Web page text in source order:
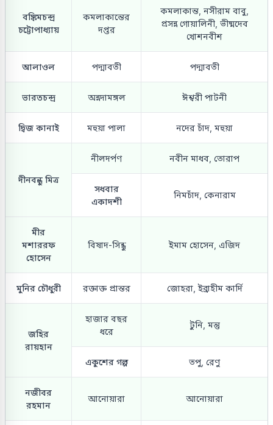
বঙ্কিমচন্দ্র
চট্টোপাধ্যায়
কমলাকান্তের
দপ্তর
কমলাকান্ত, নসীরাম বাবু,
প্রসন্ন গোয়ালিনী, ভীষ্মদেব
খোশনবীশ
আলাওল পদ্মাবতী পদ্মাবতী
ভারতচন্দ্র অন্নদামঙ্গল ঈশ্বরী পাটনী
দ্বিজ কানাই মহুয়া পালা নদের চাঁদ, মহুয়া
দীনবন্ধু মিত্র
নীলদর্পণ নবীন মাধব, তোরাপ
সধবার
একাদশী
নিমচাঁদ, কেনারাম
মীর
মশাররফ
হোসেন
বিষাদ-সিন্ধু ইমাম হোসেন, এজিদ
মুনির চৌধুরী রক্তাক্ত প্রান্তর জোহরা, ইব্রাহীম কার্দি
জহির
রায়হান
হাজার বছর
ধরে
টুনি, মন্তু
একুশের গল্প তপু, রেণু
নজীবর
রহমান
আনোয়ারা আনোয়ারা